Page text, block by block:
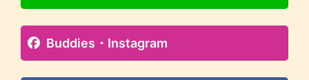
Buddies・Instagram